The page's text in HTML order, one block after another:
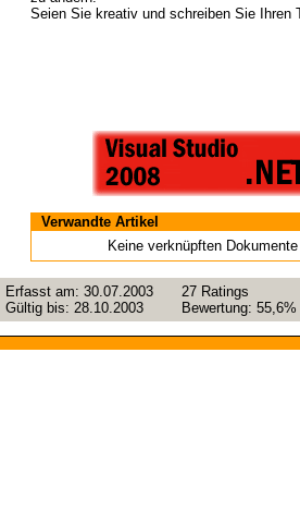
Seien Sie kreativ und schreiben Sie Ihren
Verwandte Artikel
Keine verknüpften Dokumente
Erfasst am: 30.07.2003
Gültig bis: 28.10.2003
27 Ratings
Bewertung: 55,6%